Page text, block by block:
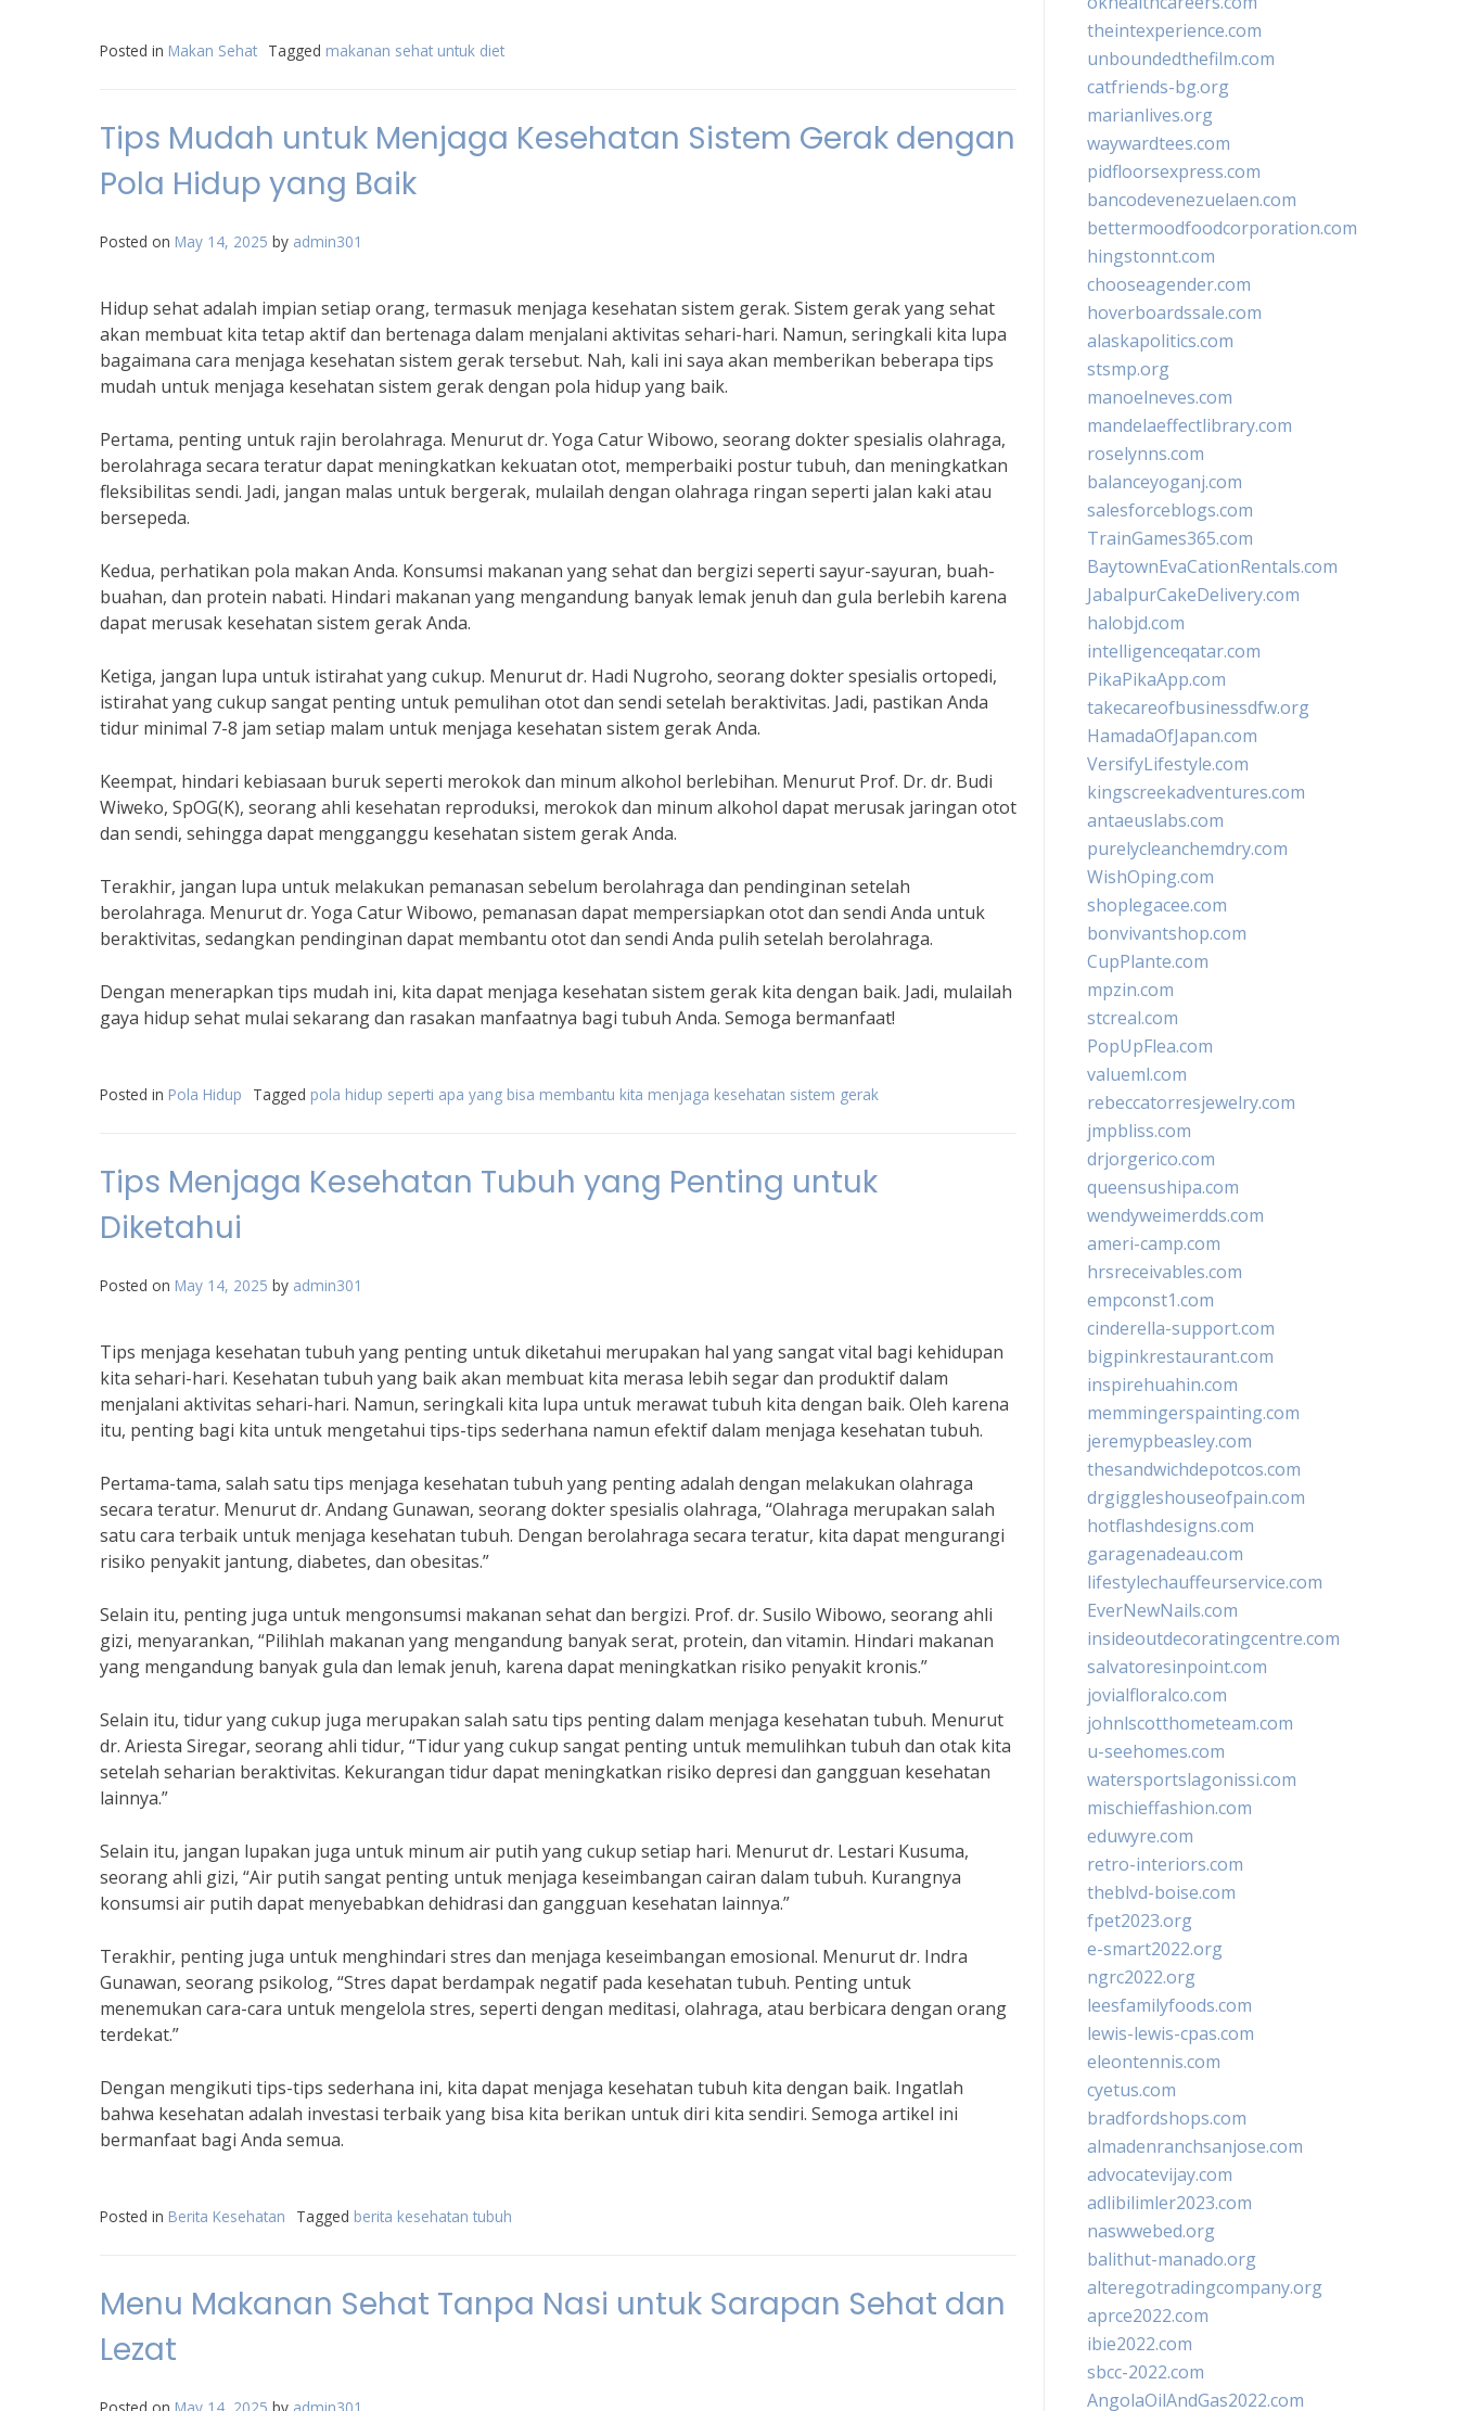
Posted in Makan Sehat Tagged makanan sehat untuk diet
Tips Mudah untuk Menjaga Kesehatan Sistem Gerak dengan
Pola Hidup yang Baik
Posted on May 14, 2025 by admin301
Hidup sehat adalah impian setiap orang, termasuk menjaga kesehatan sistem gerak. Sistem gerak yang sehat
akan membuat kita tetap aktif dan bertenaga dalam menjalani aktivitas sehari-hari. Namun, seringkali kita lupa
bagaimana cara menjaga kesehatan sistem gerak tersebut. Nah, kali ini saya akan memberikan beberapa tips
mudah untuk menjaga kesehatan sistem gerak dengan pola hidup yang baik.
Pertama, penting untuk rajin berolahraga. Menurut dr. Yoga Catur Wibowo, seorang dokter spesialis olahraga,
berolahraga secara teratur dapat meningkatkan kekuatan otot, memperbaiki postur tubuh, dan meningkatkan
fleksibilitas sendi. Jadi, jangan malas untuk bergerak, mulailah dengan olahraga ringan seperti jalan kaki atau
bersepeda.
Kedua, perhatikan pola makan Anda. Konsumsi makanan yang sehat dan bergizi seperti sayur-sayuran, buah-
buahan, dan protein nabati. Hindari makanan yang mengandung banyak lemak jenuh dan gula berlebih karena
dapat merusak kesehatan sistem gerak Anda.
Ketiga, jangan lupa untuk istirahat yang cukup. Menurut dr. Hadi Nugroho, seorang dokter spesialis ortopedi,
istirahat yang cukup sangat penting untuk pemulihan otot dan sendi setelah beraktivitas. Jadi, pastikan Anda
tidur minimal 7-8 jam setiap malam untuk menjaga kesehatan sistem gerak Anda.
Keempat, hindari kebiasaan buruk seperti merokok dan minum alkohol berlebihan. Menurut Prof. Dr. dr. Budi
Wiweko, SpOG(K), seorang ahli kesehatan reproduksi, merokok dan minum alkohol dapat merusak jaringan otot
dan sendi, sehingga dapat mengganggu kesehatan sistem gerak Anda.
Terakhir, jangan lupa untuk melakukan pemanasan sebelum berolahraga dan pendinginan setelah
berolahraga. Menurut dr. Yoga Catur Wibowo, pemanasan dapat mempersiapkan otot dan sendi Anda untuk
beraktivitas, sedangkan pendinginan dapat membantu otot dan sendi Anda pulih setelah berolahraga.
Dengan menerapkan tips mudah ini, kita dapat menjaga kesehatan sistem gerak kita dengan baik. Jadi, mulailah
gaya hidup sehat mulai sekarang dan rasakan manfaatnya bagi tubuh Anda. Semoga bermanfaat!
Posted in Pola Hidup Tagged pola hidup seperti apa yang bisa membantu kita menjaga kesehatan sistem gerak
Tips Menjaga Kesehatan Tubuh yang Penting untuk
Diketahui
Posted on May 14, 2025 by admin301
Tips menjaga kesehatan tubuh yang penting untuk diketahui merupakan hal yang sangat vital bagi kehidupan
kita sehari-hari. Kesehatan tubuh yang baik akan membuat kita merasa lebih segar dan produktif dalam
menjalani aktivitas sehari-hari. Namun, seringkali kita lupa untuk merawat tubuh kita dengan baik. Oleh karena
itu, penting bagi kita untuk mengetahui tips-tips sederhana namun efektif dalam menjaga kesehatan tubuh.
Pertama-tama, salah satu tips menjaga kesehatan tubuh yang penting adalah dengan melakukan olahraga
secara teratur. Menurut dr. Andang Gunawan, seorang dokter spesialis olahraga, “Olahraga merupakan salah
satu cara terbaik untuk menjaga kesehatan tubuh. Dengan berolahraga secara teratur, kita dapat mengurangi
risiko penyakit jantung, diabetes, dan obesitas.”
Selain itu, penting juga untuk mengonsumsi makanan sehat dan bergizi. Prof. dr. Susilo Wibowo, seorang ahli
gizi, menyarankan, “Pilihlah makanan yang mengandung banyak serat, protein, dan vitamin. Hindari makanan
yang mengandung banyak gula dan lemak jenuh, karena dapat meningkatkan risiko penyakit kronis.”
Selain itu, tidur yang cukup juga merupakan salah satu tips penting dalam menjaga kesehatan tubuh. Menurut
dr. Ariesta Siregar, seorang ahli tidur, “Tidur yang cukup sangat penting untuk memulihkan tubuh dan otak kita
setelah seharian beraktivitas. Kekurangan tidur dapat meningkatkan risiko depresi dan gangguan kesehatan
lainnya.”
Selain itu, jangan lupakan juga untuk minum air putih yang cukup setiap hari. Menurut dr. Lestari Kusuma,
seorang ahli gizi, “Air putih sangat penting untuk menjaga keseimbangan cairan dalam tubuh. Kurangnya
konsumsi air putih dapat menyebabkan dehidrasi dan gangguan kesehatan lainnya.”
Terakhir, penting juga untuk menghindari stres dan menjaga keseimbangan emosional. Menurut dr. Indra
Gunawan, seorang psikolog, “Stres dapat berdampak negatif pada kesehatan tubuh. Penting untuk
menemukan cara-cara untuk mengelola stres, seperti dengan meditasi, olahraga, atau berbicara dengan orang
terdekat.”
Dengan mengikuti tips-tips sederhana ini, kita dapat menjaga kesehatan tubuh kita dengan baik. Ingatlah
bahwa kesehatan adalah investasi terbaik yang bisa kita berikan untuk diri kita sendiri. Semoga artikel ini
bermanfaat bagi Anda semua.
Posted in Berita Kesehatan Tagged berita kesehatan tubuh
Menu Makanan Sehat Tanpa Nasi untuk Sarapan Sehat dan
Lezat
theintexperience.com
unboundedthefilm.com
catfriends-bg.org
marianlives.org
waywardtees.com
pidfloorsexpress.com
bancodevenezuelaen.com
bettermoodfoodcorporation.com
hingstonnt.com
chooseagender.com
hoverboardssale.com
alaskapolitics.com
stsmp.org
manoelneves.com
mandelaeffectlibrary.com
roselynns.com
balanceyoganj.com
salesforceblogs.com
TrainGames365.com
BaytownEvaCationRentals.com
JabalpurCakeDelivery.com
halobjd.com
intelligenceqatar.com
PikaPikaApp.com
takecareofbusinessdfw.org
HamadaOfJapan.com
VersifyLifestyle.com
kingscreekadventures.com
antaeuslabs.com
purelycleanchemdry.com
WishOping.com
shoplegacee.com
bonvivantshop.com
CupPlante.com
mpzin.com
stcreal.com
PopUpFlea.com
valueml.com
rebeccatorresjewelry.com
jmpbliss.com
drjorgerico.com
queensushipa.com
wendyweimerdds.com
ameri-camp.com
hrsreceivables.com
empconst1.com
cinderella-support.com
bigpinkrestaurant.com
inspirehuahin.com
memmingerspainting.com
jeremypbeasley.com
thesandwichdepotcos.com
drgiggleshouseofpain.com
hotflashdesigns.com
garagenadeau.com
lifestylechauffeurservice.com
EverNewNails.com
insideoutdecoratingcentre.com
salvatoresinpoint.com
jovialfloralco.com
johnlscotthometeam.com
u-seehomes.com
watersportslagonissi.com
mischieffashion.com
eduwyre.com
retro-interiors.com
theblvd-boise.com
fpet2023.org
e-smart2022.org
ngrc2022.org
leesfamilyfoods.com
lewis-lewis-cpas.com
eleontennis.com
cyetus.com
bradfordshops.com
almadenranchsanjose.com
advocatevijay.com
adlibilimler2023.com
naswwebed.org
balithut-manado.org
alteregotradingcompany.org
aprce2022.com
ibie2022.com
sbcc-2022.com
AngolaOilAndGas2022.com